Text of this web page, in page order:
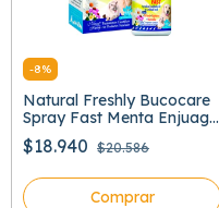
-8%
Natural Freshly Bucocare
Spray Fast Menta Enjuage
Bucal
$18.940 $20.586
Comprar